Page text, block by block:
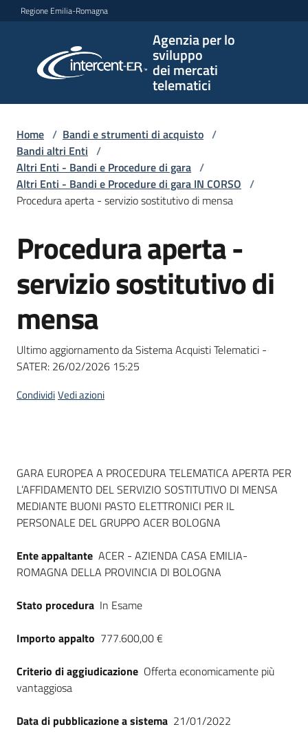
Vai al contenuto
Vai alla navigazione
Vai al footer
Regione Emilia-Romagna
Agenzia per lo
sviluppo
dei mercati
telematici
per lo
sviluppo
telematici
L'Agenzia
Bandi
strumenti
acquisto
Supporto
English
site
su
Home / Bandi e strumenti di acquisto /
Bandi altri Enti /
Altri Enti - Bandi e Procedure di gara /
Altri Enti - Bandi e Procedure di gara IN CORSO /
Procedura aperta - servizio sostitutivo di mensa
Salta al contenuto
Procedura aperta -
servizio sostitutivo di
mensa
Ultimo aggiornamento da Sistema Acquisti Telematici -
SATER: 26/02/2026 15:25
CondividiVedi azioni
Dati del bando
GARA EUROPEA A PROCEDURA TELEMATICA APERTA PER
L’AFFIDAMENTO DEL SERVIZIO SOSTITUTIVO DI MENSA
MEDIANTE BUONI PASTO ELETTRONICI PER IL
PERSONALE DEL GRUPPO ACER BOLOGNA
Ente appaltante ACER - AZIENDA CASA EMILIA-
ROMAGNA DELLA PROVINCIA DI BOLOGNA
Stato procedura In Esame
Importo appalto 777.600,00 €
Criterio di aggiudicazione Offerta economicamente più
vantaggiosa
Data di pubblicazione a sistema 21/01/2022